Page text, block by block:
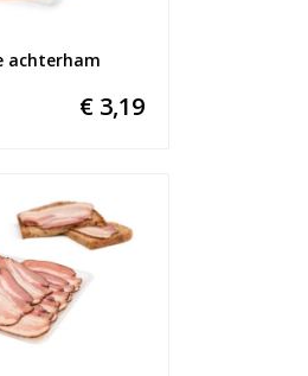
achterham
€ 3,19